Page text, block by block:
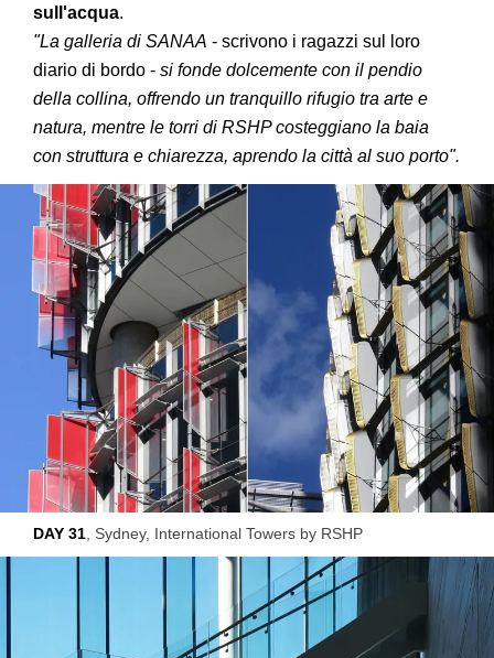
sull'acqua.
"La galleria di SANAA - scrivono i ragazzi sul loro
diario di bordo - si fonde dolcemente con il pendio
della collina, offrendo un tranquillo rifugio tra arte e
natura, mentre le torri di RSHP costeggiano la baia
con struttura e chiarezza, aprendo la città al suo porto".
DAY 31 , Sydney, International Towers by RSHP